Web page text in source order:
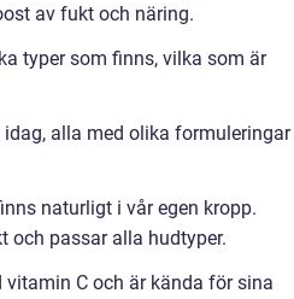
av fukt och näring.
typer som finns, vilka som är
alla med olika formuleringar
naturligt i vår egen kropp.
och passar alla hudtyper.
C och är kända för sina